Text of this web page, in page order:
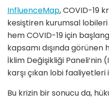
InfluenceMap, COVID-19
kesiştiren kurumsal
hem COVID-19 için
kapsamı dışında
İklim Değişikliği
karşı çıkan lobi faaliyetleri
Bu krizin bir sonucu da,